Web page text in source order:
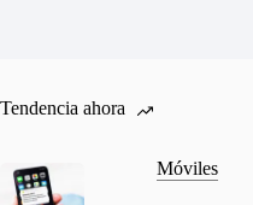
Tendencia ahora
Móviles